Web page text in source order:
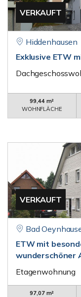
VERKAUFT
Hiddenhausen
Exklusive ETW
99,44 m²
WOHNFLÄCHE
VERKAUFT
Bad
ETW mit
wunderschöner
Etagenwohnung
97,07 m²